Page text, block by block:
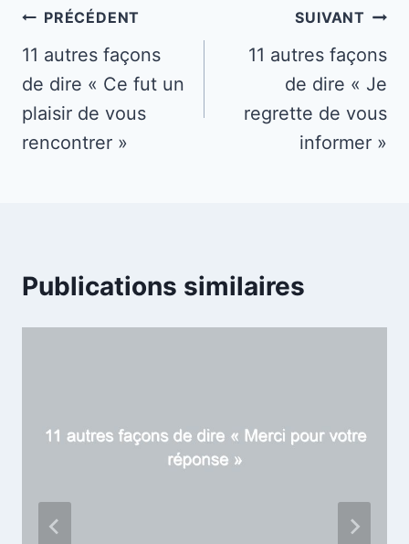
Navigation
de
l’article
PRÉCÉDENT
11 autres façons
de dire « Ce fut un
plaisir de vous
rencontrer »
SUIVANT
11 autres façons
de dire « Je
regrette de vous
informer »
Publications similaires